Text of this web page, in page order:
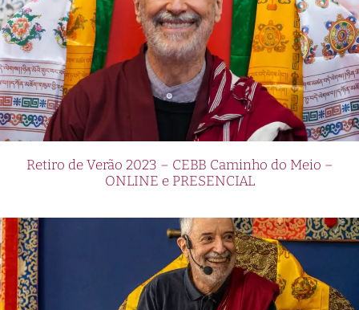
Retiro de Verão 2023 – CEBB Caminho do Meio –
ONLINE e PRESENCIAL